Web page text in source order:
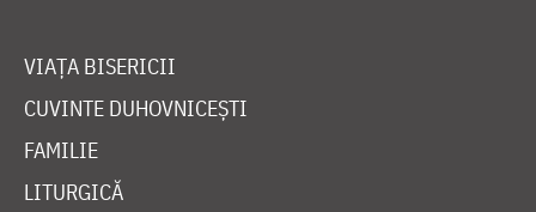
VIAȚA BISERICII
CUVINTE DUHOVNICEȘTI
FAMILIE
LITURGICĂ